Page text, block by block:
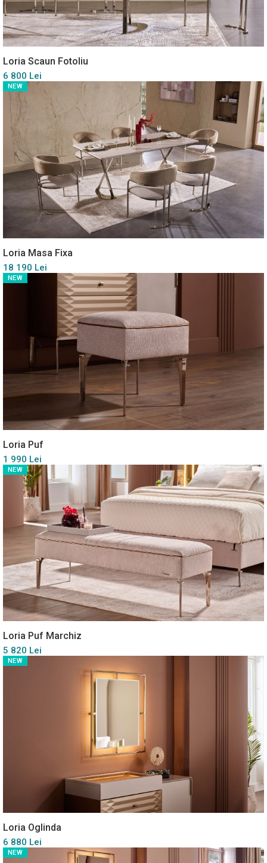
Loria Scaun Fotoliu
6 800 Lei
NEW
Loria Masa Fixa
18 190 Lei
NEW
Loria Puf
1 990 Lei
NEW
Loria Puf Marchiz
5 820 Lei
NEW
Loria Oglinda
6 880 Lei
NEW